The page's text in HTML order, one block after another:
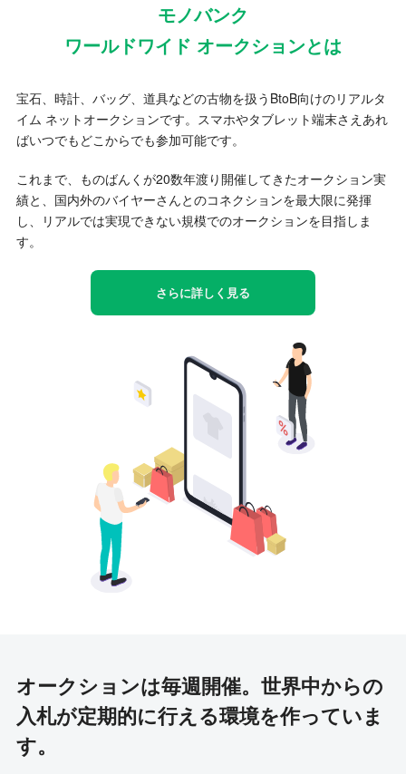
モノバンク
ワールドワイド オークションとは
宝石、時計、バッグ、道具などの古物を扱うBtoB向けのリアルタ
イム ネットオークションです。スマホやタブレット端末さえあれ
ばいつでもどこからでも参加可能です。
これまで、ものばんくが20数年渡り開催してきたオークション実
績と、国内外のバイヤーさんとのコネクションを最大限に発揮
し、リアルでは実現できない規模でのオークションを目指しま
す。
さらに詳しく見る
オークションは毎週開催。 世界中からの
入札が定期的に行える環境を作っていま
す。